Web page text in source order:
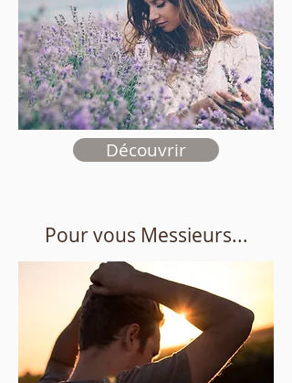
Découvrir
Pour vous Messieurs...